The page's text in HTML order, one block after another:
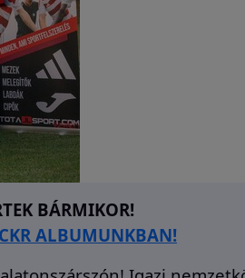
BÁRMIKOR!
ALBUMUNKBAN!